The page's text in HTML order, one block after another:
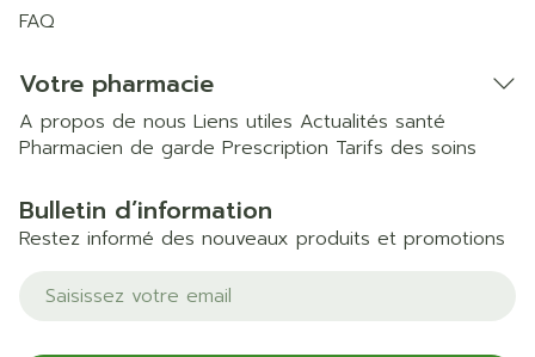
FAQ
Votre pharmacie
A propos de nous Liens utiles Actualités santé
Pharmacien de garde Prescription Tarifs des soins
Bulletin d’information
Restez informé des nouveaux produits et promotions
Adresse mail